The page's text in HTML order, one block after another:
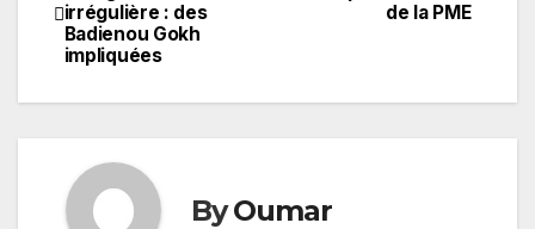
de
l’article
de la PME
irrégulière : des
Badienou Gokh
impliquées
ByOumar